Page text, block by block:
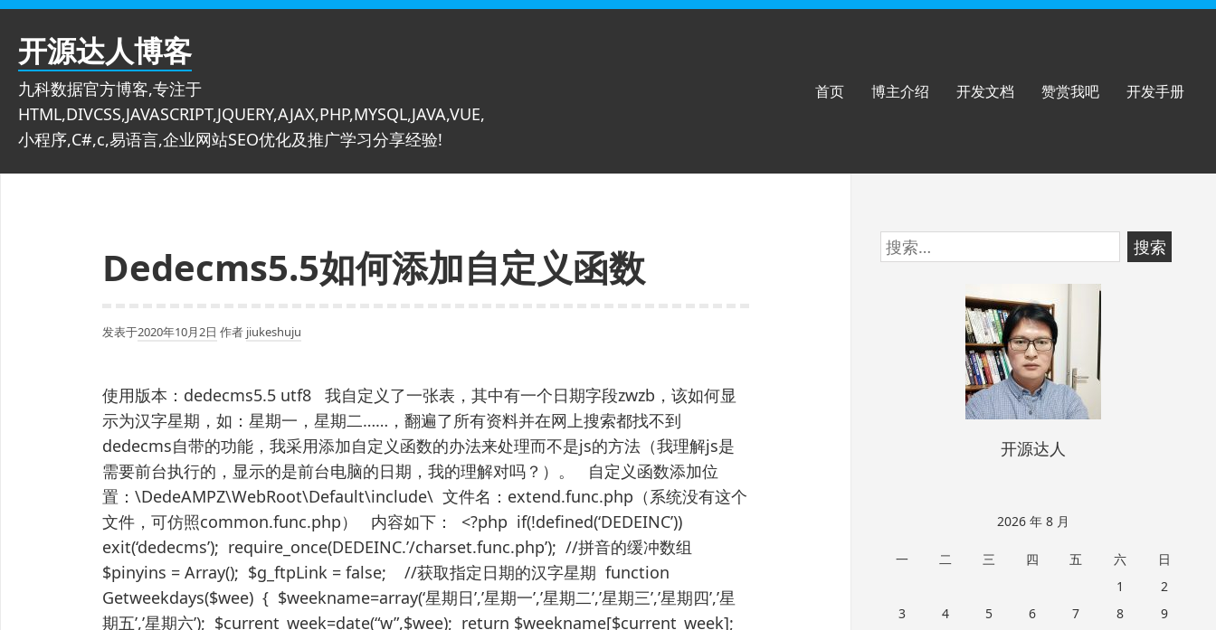
跳
开源达人博客
九科数据官方博客,专注于
HTML,DIVCSS,JAVASCRIPT,JQUERY,AJAX,PHP,MYSQL,JAVA,VUE,
小程序,C#,c,易语言,企业网站SEO优化及推广学习分享经验!
首页 博主介绍 开发文档 赞赏我吧 开发手册
Dedecms5.5如何添加自定义函数
发表于2020年10月2日 作者 jiukeshuju
使用版本：dedecms5.5 utf8 我自定义了一张表，其中有一个日期字段zwzb，该如何显
示为汉字星期，如：星期一，星期二……，翻遍了所有资料并在网上搜索都找不到
dedecms自带的功能，我采用添加自定义函数的办法来处理而不是js的方法（我理解js是
需要前台执行的，显示的是前台电脑的日期，我的理解对吗？）。 自定义函数添加位
置：\DedeAMPZ\WebRoot\Default\include\ 文件名：extend.func.php（系统没有这个
文件，可仿照common.func.php） 内容如下： <?php if(!defined(‘DEDEINC’))
exit(‘dedecms’); require_once(DEDEINC.’/charset.func.php’); //拼音的缓冲数组
$pinyins = Array(); $g_ftpLink = false; //获取指定日期的汉字星期 function
Getweekdays($wee) { $weekname=array(‘星期日’,’星期一’,’星期二’,’星期三’,’星期四’,’星
期五’,’星期六’); $current_week=date(“w”,$wee); return $weekname[$current_week];
跳
至
搜
索：
开源达人
2026 年 8 月
一 二 三 四 五 六
日
1
2
3
4 5 6 7 8
9